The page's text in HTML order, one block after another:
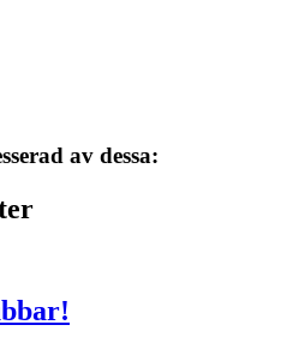
av dessa: